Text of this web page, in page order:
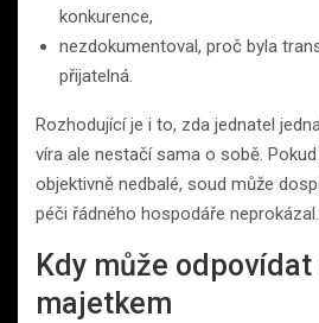
konkurence,
nezdokumentoval, proč byla
přijatelná.
Rozhodující je i to, zda jednatel
víra ale nestačí sama o sobě.
objektivně nedbalé, soud může
péči řádného hospodáře neprokázal.
Kdy může
majetkem